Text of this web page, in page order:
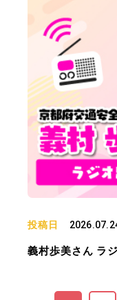
投稿日
義村歩美さん ラ